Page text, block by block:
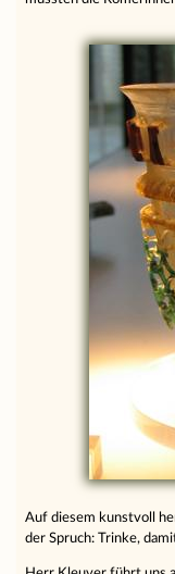
Auf diesem kunstvoll
der Spruch: Trinke,